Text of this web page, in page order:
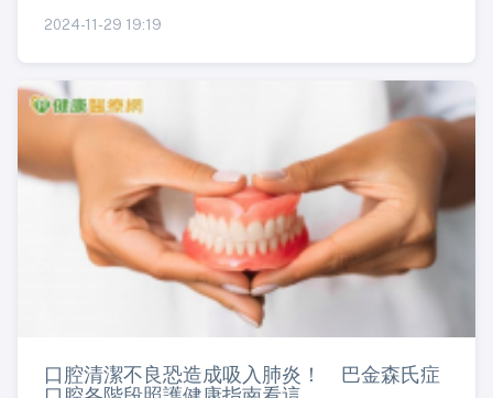
2024-11-29 19:19
口腔清潔不良恐造成吸入肺炎！ 巴金森氏症